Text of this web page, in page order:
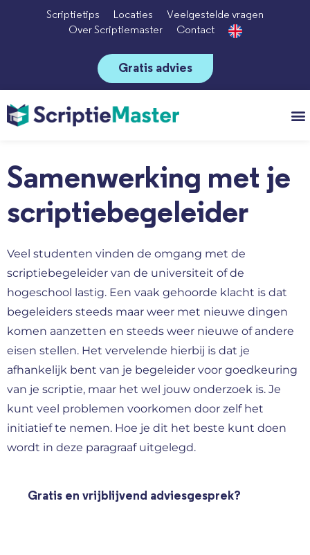
Scriptietips Locaties
Veelgestelde vragen
Over Scriptiemaster
Contact
Gratis advies
Samenwerking met je
scriptiebegeleider
Veel studenten vinden de omgang met de
scriptiebegeleider van de universiteit of de
hogeschool lastig. Een vaak gehoorde klacht is dat
begeleiders steeds maar weer met nieuwe dingen
komen aanzetten en steeds weer nieuwe of andere
eisen stellen. Het vervelende hierbij is dat je
afhankelijk bent van je begeleider voor goedkeuring
van je scriptie, maar het wel jouw onderzoek is. Je
kunt veel problemen voorkomen door zelf het
initiatief te nemen. Hoe je dit het beste kunt doen
wordt in deze paragraaf uitgelegd.
Gratis en vrijblijvend adviesgesprek?